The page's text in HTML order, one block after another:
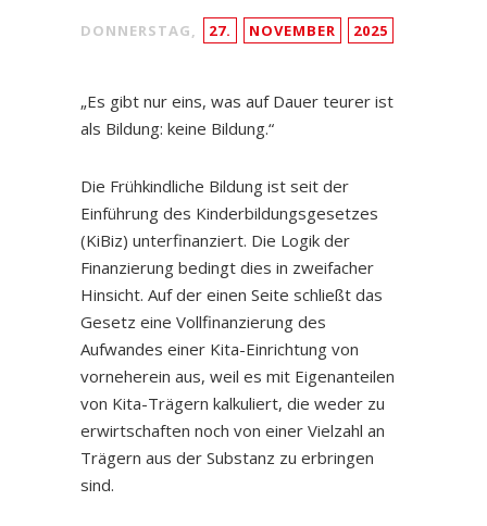
DONNERSTAG, 27. NOVEMBER 2025
„Es gibt nur eins, was auf Dauer teurer ist
als Bildung: keine Bildung.“
Die Frühkindliche Bildung ist seit der
Einführung des Kinderbildungsgesetzes
(KiBiz) unterfinanziert. Die Logik der
Finanzierung bedingt dies in zweifacher
Hinsicht. Auf der einen Seite schließt das
Gesetz eine Vollfinanzierung des
Aufwandes einer Kita-Einrichtung von
vorneherein aus, weil es mit Eigenanteilen
von Kita-Trägern kalkuliert, die weder zu
erwirtschaften noch von einer Vielzahl an
Trägern aus der Substanz zu erbringen
sind.